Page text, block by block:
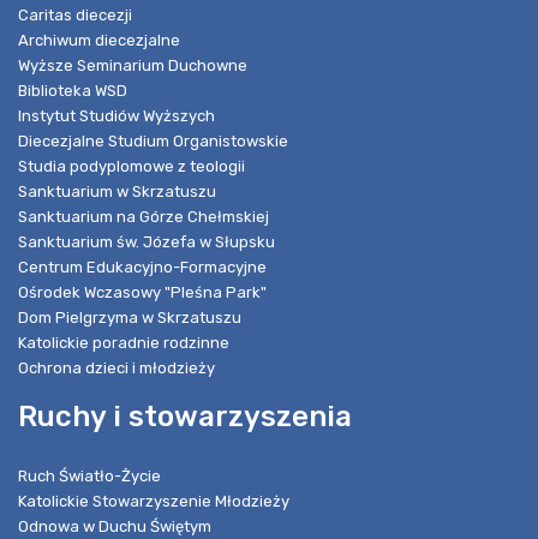
Caritas diecezji
Archiwum diecezjalne
Wyższe Seminarium Duchowne
Biblioteka WSD
Instytut Studiów Wyższych
Diecezjalne Studium Organistowskie
Studia podyplomowe z teologii
Sanktuarium w Skrzatuszu
Sanktuarium na Górze Chełmskiej
Sanktuarium św. Józefa w Słupsku
Centrum Edukacyjno-Formacyjne
Ośrodek Wczasowy "Pleśna Park"
Dom Pielgrzyma w Skrzatuszu
Katolickie poradnie rodzinne
Ochrona dzieci i młodzieży
Ruchy i stowarzyszenia
Ruch Światło-Życie
Katolickie Stowarzyszenie Młodzieży
Odnowa w Duchu Świętym